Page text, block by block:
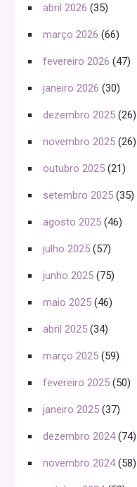
abril 2026 (35)
março 2026 (66)
fevereiro 2026 (47)
janeiro 2026 (30)
dezembro 2025 (26)
novembro 2025 (26)
outubro 2025 (21)
setembro 2025 (35)
agosto 2025 (46)
julho 2025 (57)
junho 2025 (75)
maio 2025 (46)
abril 2025 (34)
março 2025 (59)
fevereiro 2025 (50)
janeiro 2025 (37)
dezembro 2024(74)
novembro 2024(58)